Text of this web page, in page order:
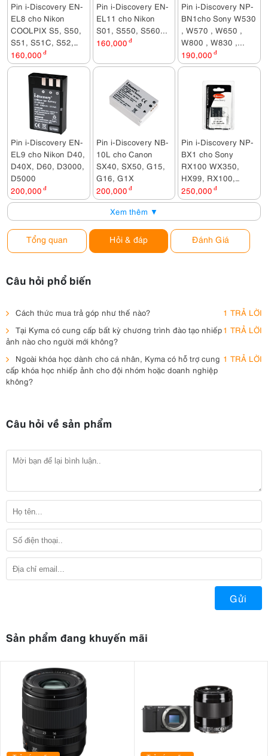
Pin i-Discovery EN-
EL8 cho Nikon
COOLPIX S5, S50,
S51, S51C, S52,
S52C, S6, S7C, S9
160,000 đ
Pin i-Discovery EN-
EL11 cho Nikon
S01, S550, S560...
160,000 đ
Pin i-Discovery NP-
BN1cho Sony W530
, W570 , W650 ,
W800 , W830 ,...
190,000 đ
Pin i-Discovery EN-
EL9 cho Nikon D40,
D40X, D60, D3000,
D5000
200,000 đ
Pin i-Discovery NB-
10L cho Canon
SX40, SX50, G15,
G16, G1X
200,000 đ
Pin i-Discovery NP-
BX1 cho Sony
RX100 WX350,
HX99, RX100,
CX405, PJ410,
PJ440
250,000 đ
Xem thêm ▼
Tổng quan Hỏi & đáp Đánh Giá
Câu hỏi phổ biến
Cách thức mua trả góp như thế nào?
1 TRẢ LỜI
Tại Kyma có cung cấp bất kỳ chương trình đào tạo nhiếp
ảnh nào cho người mới không?
1 TRẢ LỜI
Ngoài khóa học dành cho cá nhân, Kyma có hỗ trợ cung
cấp khóa học nhiếp ảnh cho đội nhóm hoặc doanh nghiệp
không?
1 TRẢ LỜI
Câu hỏi về sản phẩm
Gửi
Sản phẩm đang khuyến mãi